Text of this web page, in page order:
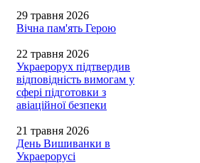
29 травня 2026
Вічна пам'ять Герою
22 травня 2026
Украерорух підтвердив
відповідність вимогам у
сфері підготовки з
авіаційної безпеки
21 травня 2026
День Вишиванки в
Украерорусі